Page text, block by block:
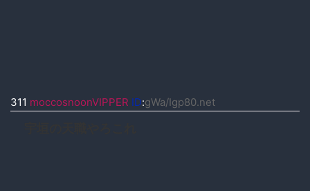
311 moccosnoonVIPPER ID:gWa/Igp80.net